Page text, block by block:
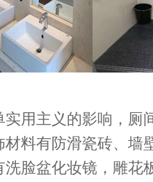
用主义的影响，厕
料有防滑瓷砖、墙
脸盆化妆镜，雕花